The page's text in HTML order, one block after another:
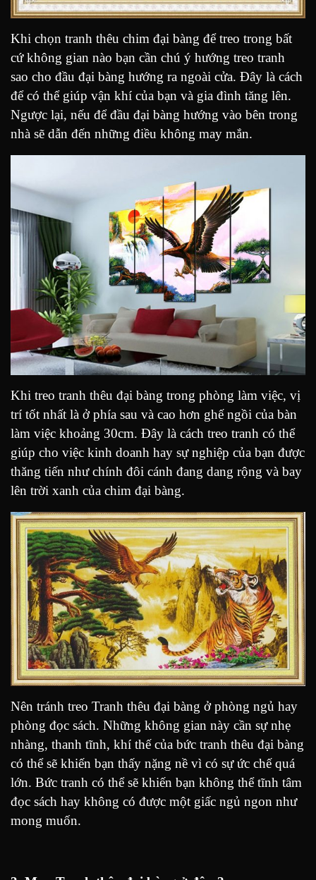
Khi chọn tranh thêu chim đại bàng để treo trong bất
cứ không gian nào bạn cần chú ý hướng treo tranh
sao cho đầu đại bàng hướng ra ngoài cửa. Đây là cách
để có thể giúp vận khí của bạn và gia đình tăng lên.
Ngược lại, nếu để đầu đại bàng hướng vào bên trong
nhà sẽ dẫn đến những điều không may mắn.
Khi treo tranh thêu đại bàng trong phòng làm việc, vị
trí tốt nhất là ở phía sau và cao hơn ghế ngồi của bàn
làm việc khoảng 30cm. Đây là cách treo tranh có thể
giúp cho việc kinh doanh hay sự nghiệp của bạn được
thăng tiến như chính đôi cánh đang dang rộng và bay
lên trời xanh của chim đại bàng.
Nên tránh treo Tranh thêu đại bàng ở phòng ngủ hay
phòng đọc sách. Những không gian này cần sự nhẹ
nhàng, thanh tĩnh, khí thế của bức tranh thêu đại bàng
có thể sẽ khiến bạn thấy nặng nề vì có sự ức chế quá
lớn. Bức tranh có thể sẽ khiến bạn không thể tĩnh tâm
đọc sách hay không có được một giấc ngủ ngon như
mong muốn.